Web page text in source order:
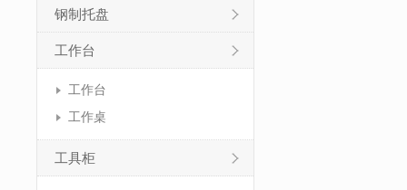
钢制托盘
工作台
工作台
工作桌
工具柜